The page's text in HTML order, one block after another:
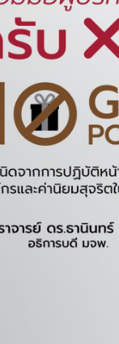
--โปรดเลือก--
ประกาศเชิญชวน
--โปรดเลือก--